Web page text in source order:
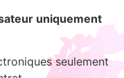
uniquement
seulement